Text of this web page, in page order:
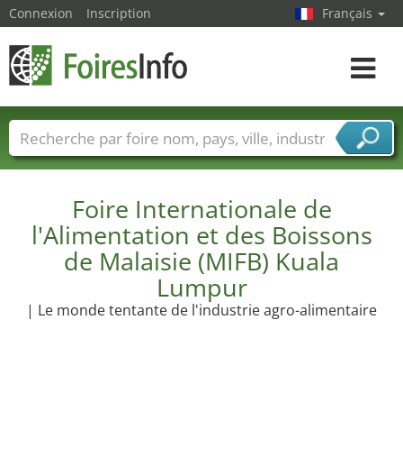
Foire Internationale de
l'Alimentation et des Boissons
de Malaisie (MIFB) Kuala
Lumpur
| Le monde tentante de l'industrie agro-alimentaire
Connexion Inscription Français
Toggle
Foire noms Pays Villes
Secteurs de foire